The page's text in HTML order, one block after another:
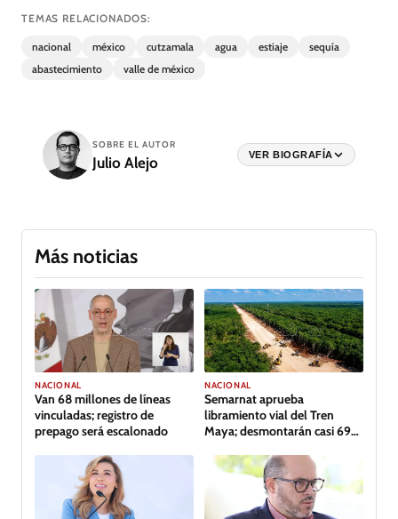
TEMAS RELACIONADOS:
nacional méxico cutzamala agua estiaje
sequía
abastecimiento
valle de méxico
SOBRE EL AUTOR
Julio Alejo VER BIOGRAFÍA
Más noticias
NACIONAL
Van 68 millones de líneas
vinculadas; registro de
prepago será escalonado
NACIONAL
Semarnat aprueba
libramiento vial del Tren
Maya; desmontarán casi 69